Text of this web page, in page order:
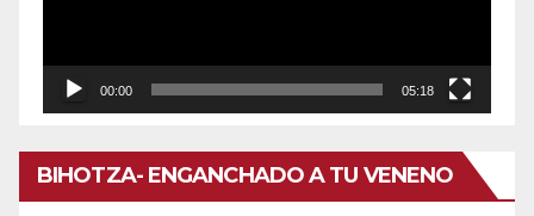
00:00 05:18
BIHOTZA- ENGANCHADO A TU VENENO